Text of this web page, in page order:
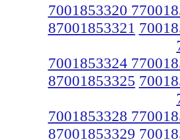
7001853320
87001853321
7001853324
87001853325
7001853328
87001853329